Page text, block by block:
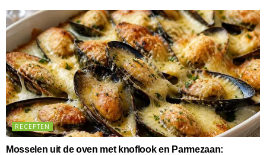
RECEPTEN
Mosselen uit de oven met knoflook en Parmezaan: